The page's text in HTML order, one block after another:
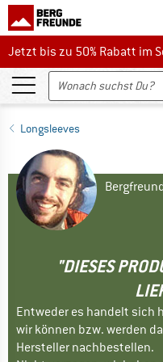
Jetzt bis zu 50% Rabatt im
Jetzt bis zu 50% Rabatt im
Longsleeves
"DIESES
Entweder es handelt sich
wir können bzw. werden
Hersteller nachbestellen.